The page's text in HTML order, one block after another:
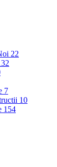
22
7
10
154